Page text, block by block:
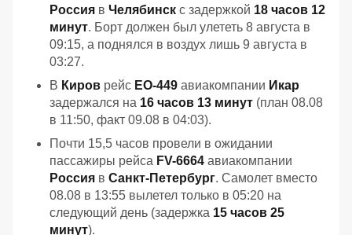
Россия в Челябинск с задержкой 18 часов 12
минут. Борт должен был улететь 8 августа в
09:15, а поднялся в воздух лишь 9 августа в
03:27.
В Киров рейс EO-449 авиакомпании Икар
задержался на 16 часов 13 минут (план 08.08
в 11:50, факт 09.08 в 04:03).
Почти 15,5 часов провели в ожидании
пассажиры рейса FV-6664 авиакомпании
Россия в Санкт-Петербург. Самолет вместо
08.08 в 13:55 вылетел только в 05:20 на
следующий день (задержка 15 часов 25
минут).